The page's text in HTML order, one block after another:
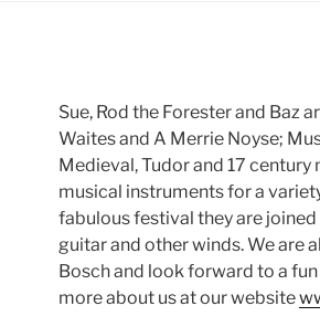
Sue, Rod the Forester and Baz
Waites and A Merrie Noyse;
Medieval, Tudor and 17
musical instruments for a
fabulous festival they are
guitar and other winds. We are
Bosch and look forward to a
more about us at our website